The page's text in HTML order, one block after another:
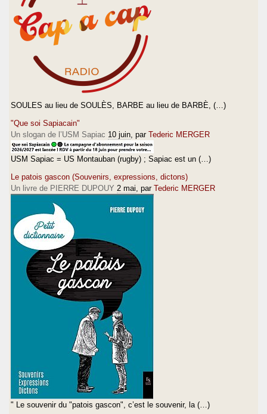
SOULES au lieu de SOULÈS, BARBE au lieu de BARBÈ, (…)
"Que soi Sapiacain"
Un slogan de l’USM Sapiac 10 juin , par Tederic MERGER
USM Sapiac = US Montauban (rugby) ; Sapiac est un (…)
Le patois gascon (Souvenirs, expressions, dictons)
Un livre de PIERRE DUPOUY 2 mai , par Tederic MERGER
" Le souvenir du "patois gascon", c’est le souvenir, la (…)